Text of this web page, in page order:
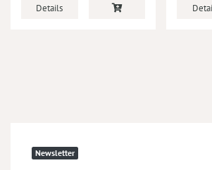
Details
Newsletter